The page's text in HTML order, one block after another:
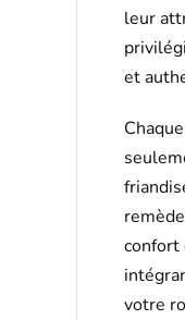
leur
et
confort
votre